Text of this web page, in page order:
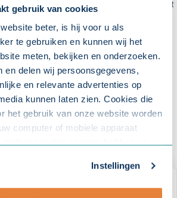
gebruik van cookies
beter, is hij voor u als
te gebruiken en kunnen wij het
meten, bekijken en onderzoeken.
en delen wij persoonsgegevens,
en relevante advertenties op
kunnen laten zien. Cookies die
het gebruik van onze website worden
computer of mobiele apparaat
toestemming delen wij uw gegevens
Instellingen
bij UWV. De 42e-weekmeldingen uit
uitkeringen in 2026.
en antwoorden